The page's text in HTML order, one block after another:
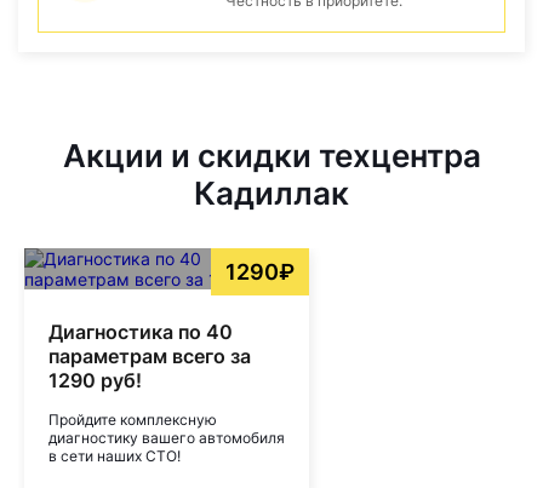
Акции и скидки техцентра
Кадиллак
1290₽
Диагностика по 40
параметрам всего за
1290 руб!
Пройдите комплексную
диагностику вашего автомобиля
в сети наших СТО!